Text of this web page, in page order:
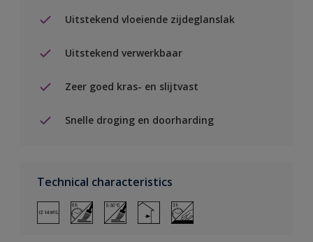
Uitstekend vloeiende zijdeglanslak
Uitstekend verwerkbaar
Zeer goed kras- en slijtvast
Snelle droging en doorharding
Technical characteristics